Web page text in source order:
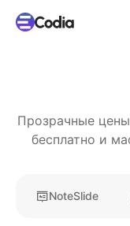
Прозрачные
бесплатно и
NoteSlide